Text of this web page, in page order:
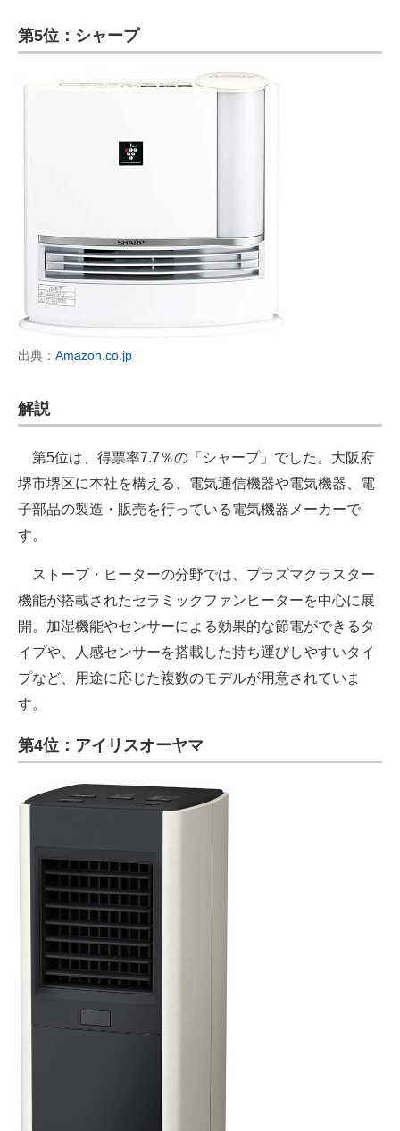
第5位：シャープ
出典： Amazon.co.jp
解説
第5位は、得票率7.7％の「シャープ」でした。大阪府
堺市堺区に本社を構える、電気通信機器や電気機器、電
子部品の製造・販売を行っている電気機器メーカーで
す。
ストーブ・ヒーターの分野では、プラズマクラスター
機能が搭載されたセラミックファンヒーターを中心に展
開。加湿機能やセンサーによる効果的な節電ができるタ
イプや、人感センサーを搭載した持ち運びしやすいタイ
プなど、用途に応じた複数のモデルが用意されていま
す。
第4位：アイリスオーヤマ